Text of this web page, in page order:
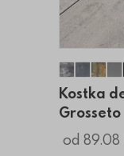
Kostka
Kostka
Grosseto
od 89.08